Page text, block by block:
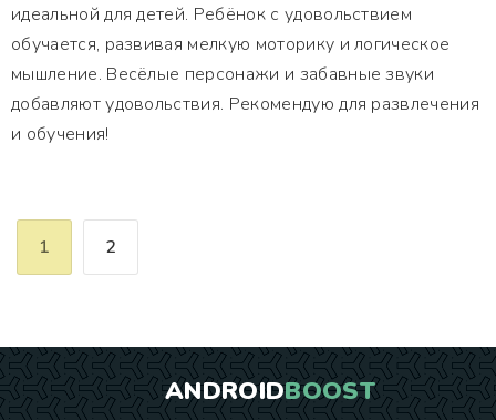
идеальной для детей. Ребёнок с удовольствием
обучается, развивая мелкую моторику и логическое
мышление. Весёлые персонажи и забавные звуки
добавляют удовольствия. Рекомендую для развлечения
и обучения!
1 2
ANDROIDBOOST